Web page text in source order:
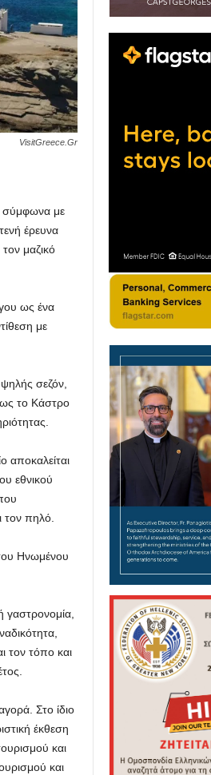
VisitGreece.Gr
σύμφωνα με
έρευνα
μαζικό
ως ένα
με
σεζόν,
το Κάστρο
αποκαλείται
εθνικού
τον πηλό.
Ηνωμένου
γαστρονομία,
τον τόπο και
Στο ίδιο
έκθεση
και
και